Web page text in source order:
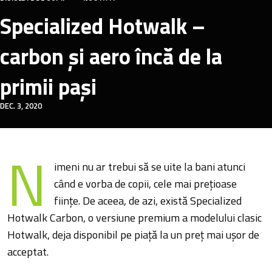
Specialized Hotwalk –
carbon și aero încă de la
primii pași
DEC. 3, 2020
N
imeni nu ar trebui să se uite la bani atunci
când e vorba de copii, cele mai prețioase
ființe. De aceea, de azi, există Specialized
Hotwalk Carbon, o versiune premium a modelului clasic
Hotwalk, deja disponibil pe piață la un preț mai ușor de
acceptat.